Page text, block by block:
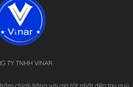
TY TNHH VINAR
chính hãng với giá tốt nhất đến tay quý